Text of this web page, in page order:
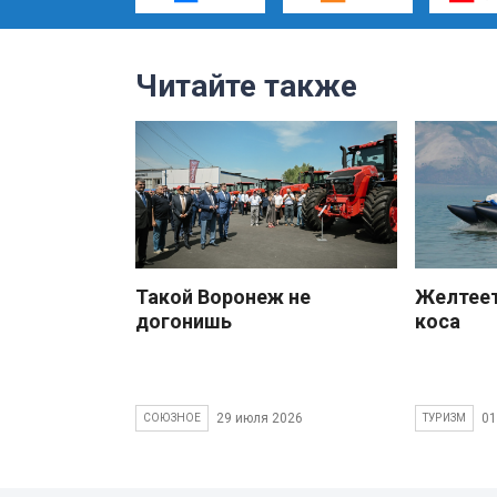
Читайте также
Такой Воронеж не
догонишь
СОЮЗНОЕ 29 июля 2026
коса
ТУРИЗМ